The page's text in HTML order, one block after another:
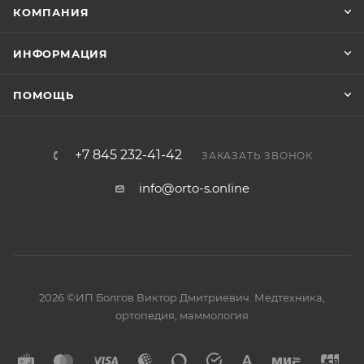
и под контролем врача.
КОМПАНИЯ
ИНФОРМАЦИЯ
ПОМОЩЬ
+7 845 232-41-42 ЗАКАЗАТЬ ЗВОНОК
info@orto-s.online
2026 ©ИП Болгов Виктор Дмитриевич. Медтехника,
ортопедия, маммология